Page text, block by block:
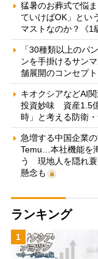
猛暑のお葬式で悩
ていけばOK」とい
マストなのか？《1
「30種類以上のパ
ンを手掛けるサン
舗展開のコンセプ
キオクシアなどAI
投資妙味 資産1.5
時」と考える防衛
急増する中国企業
Temu…本社機能を
う 現地人を隠れ蓑
懸念も
ランキング
1